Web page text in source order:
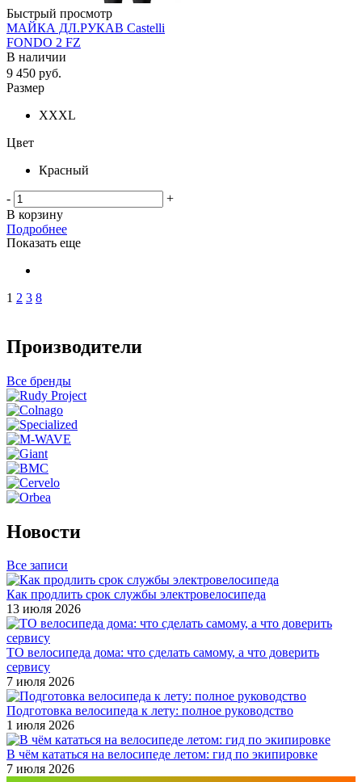
Быстрый просмотр
МАЙКА ДЛ.РУКАВ Castelli
FONDO 2 FZ
В наличии
9 450 руб.
Размер
XXXL
Цвет
Красный
-
+
В корзину
Подробнее
Показать еще
1 2 3 8
Производители
Все бренды
Новости
Все записи
Как продлить срок службы электровелосипеда
13 июля 2026
ТО велосипеда дома: что сделать самому, а что доверить
сервису
7 июля 2026
Подготовка велосипеда к лету: полное руководство
1 июля 2026
В чём кататься на велосипеде летом: гид по экипировке
7 июля 2026